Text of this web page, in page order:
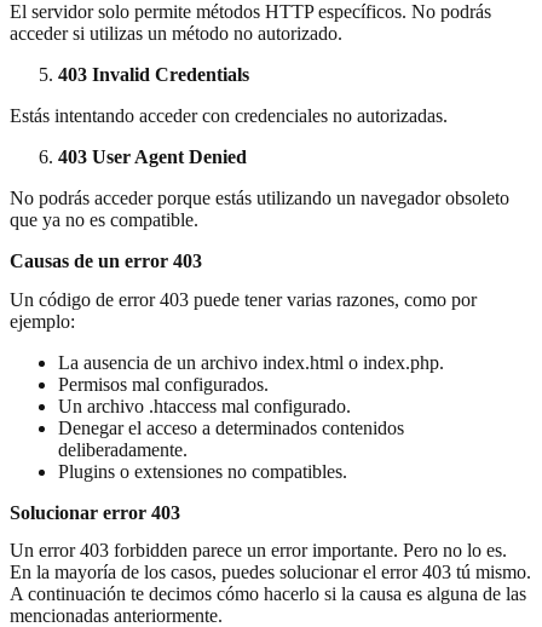
El servidor solo permite métodos HTTP específicos. No podrás
acceder si utilizas un método no autorizado.
403 Invalid Credentials
Estás intentando acceder con credenciales no autorizadas.
403 User Agent Denied
No podrás acceder porque estás utilizando un navegador obsoleto
que ya no es compatible.
Causas de un error 403
Un código de error 403 puede tener varias razones, como por
ejemplo:
La ausencia de un archivo index.html o index.php.
Permisos mal configurados.
Un archivo .htaccess mal configurado.
Denegar el acceso a determinados contenidos
deliberadamente.
Plugins o extensiones no compatibles.
Solucionar error 403
Un error 403 forbidden parece un error importante. Pero no lo es.
En la mayoría de los casos, puedes solucionar el error 403 tú mismo.
A continuación te decimos cómo hacerlo si la causa es alguna de las
mencionadas anteriormente.